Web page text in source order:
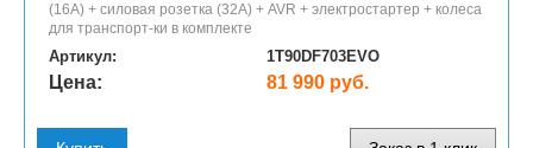
(16A) + силовая розетка (32А) + AVR + электростартер + колеса
для транспорт-ки в комплекте
Артикул: 1T90DF703EVO
Цена: 81 990 руб.